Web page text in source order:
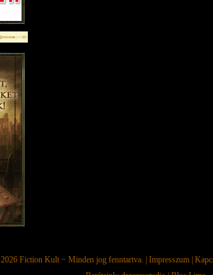
Fiction Kult − Minden jog fenntartva. | Impresszum